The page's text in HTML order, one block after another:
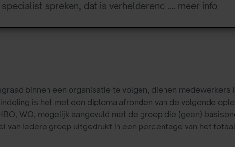
spreken, dat is verhelderend .... meer info
binnen een organisatie te volgen, dienen medewerkers
is het met een diploma afronden van de volgende
WO, mogelijk aangevuld met de groep die (geen)
van iedere groep uitgedrukt in een percentage van het